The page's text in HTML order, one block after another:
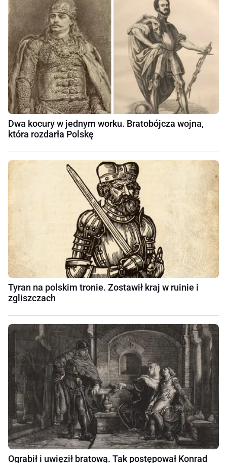
Dwa kocury w jednym worku. Bratobójcza wojna,
która rozdarła Polskę
Tyran na polskim tronie. Zostawił kraj w ruinie i
zgliszczach
Ograbił i uwięził bratową. Tak postępował Konrad